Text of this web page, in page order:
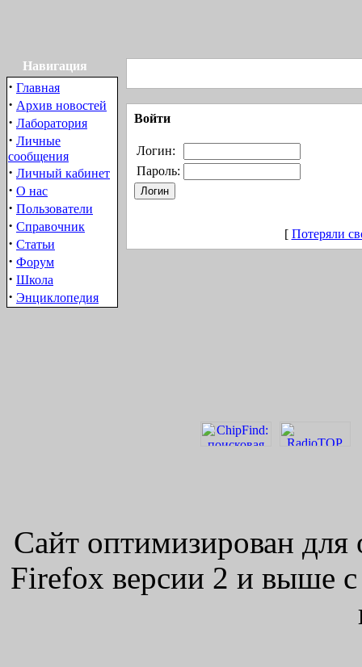
Навигация
· Главная
· Архив новостей
· Лаборатория
· Личные
сообщения
· Личный кабинет
· О нас
· Пользователи
· Справочник
· Статьи
· Форум
· Школа
· Энциклопедия
Войти
Логин:
Пароль:
[ Потеряли
Сайт оптимизирован для
Firefox версии 2 и выше